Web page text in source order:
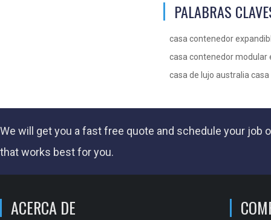
PALABRAS
casa contenedor
casa contenedor modular
casa de lujo australia
We will get you a fastfree quote and schedule your job
that works best for you.
ACERCA DE